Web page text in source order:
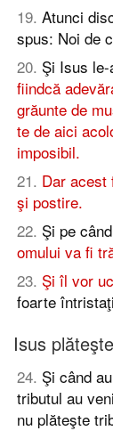
19. Atunci
spus: Noi de
20. Şi Isus
fiindcă
grăunte de
te de aici
imposibil.
21. Dar acest
şi postire.
22. Şi pe
omului va fi
23. Şi îl vor
foarte
Isus
24. Şi când
tributul au
nu plăteşte